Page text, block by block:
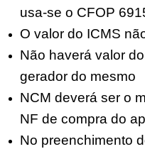
usa-se o CFOP
O valor do ICMS
Não haverá valor
gerador do mesmo
NCM deverá ser o
NF de compra do
No preenchimento